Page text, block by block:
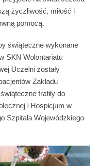
życzliwość, miłość i
pomocą.
świąteczne wykonane
SKN Wolontariatu
Uczelni zostały
Zakładu
trafiły do
i Hospicjum w
Szpitala Wojewódzkiego